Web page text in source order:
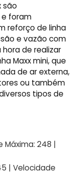
são
foram
reforço de linha
e vazão com
hora de realizar
Maxx mini, que
de ar externa,
ou também
tipos de
Máxima: 248 |
|Velocidade